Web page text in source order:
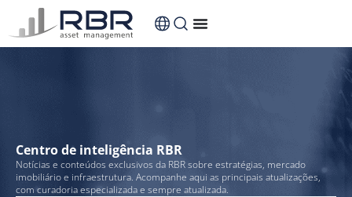
conteúdo
Centro de inteligência RBR
Notícias e conteúdos exclusivos da RBR sobre estratégias, mercado
imobiliário e infraestrutura. Acompanhe aqui as principais atualizações,
com curadoria especializada e sempre atualizada.